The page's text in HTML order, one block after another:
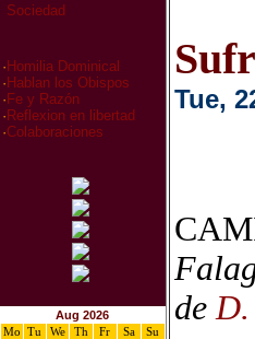
Sociedad
· Homilia Dominical
· Hablan los Obispos
· Fe y Razón
· Reflexion en libertad
·Colaboraciones
Aug 2026
Mo
Tu We Th Fr Sa
Su
Tue,
de